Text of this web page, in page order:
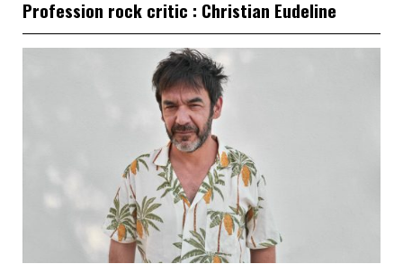
Profession rock critic : Christian Eudeline